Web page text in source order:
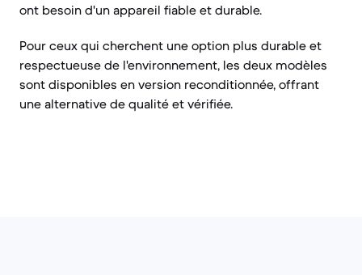
ont besoin d'un appareil fiable et durable.
Pour ceux qui cherchent une option plus durable et
respectueuse de l'environnement, les deux modèles
sont disponibles en version reconditionnée, offrant
une alternative de qualité et vérifiée.